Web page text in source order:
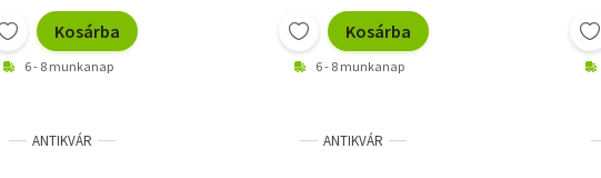
Kosárba
6 - 8 munkanap
Kosárba
6 - 8 munkanap
ANTIKVÁR ANTIKVÁR